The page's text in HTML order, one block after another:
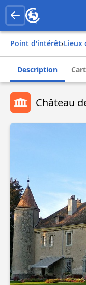
Point d'intérêt›
Description
Château